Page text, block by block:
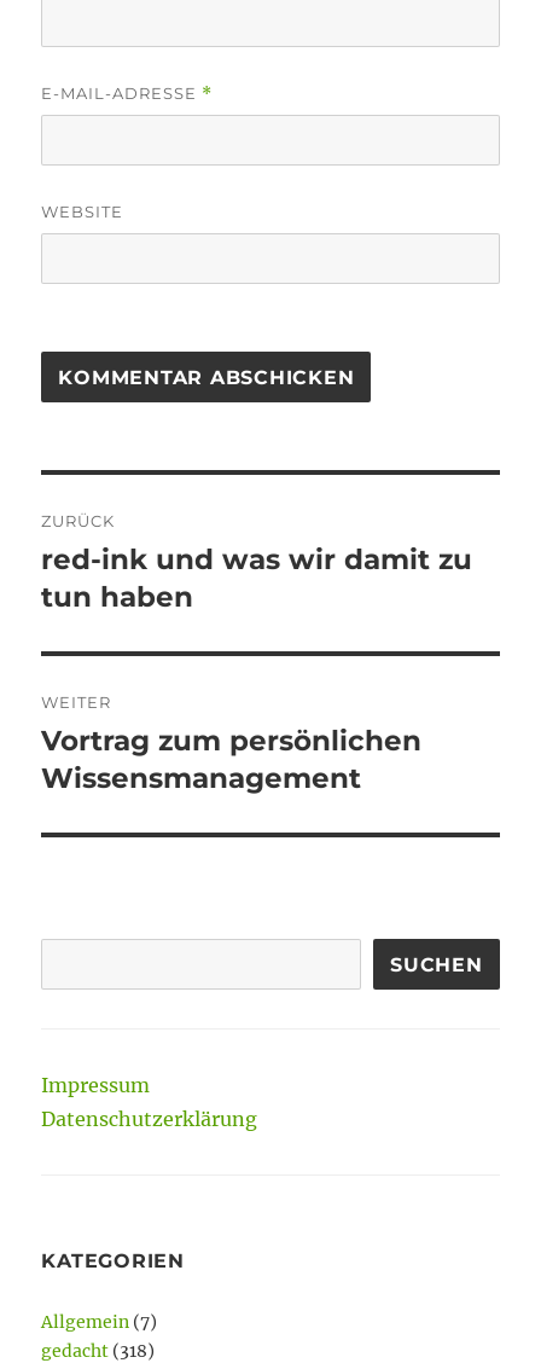
E-MAIL-ADRESSE *
WEBSITE
ZURÜCK
Vorheriger
Beitrag:
red-ink und was wir damit zu
tun haben
WEITER
Nächster
Beitrag:
Vortrag zum persönlichen
Wissensmanagement
SUCHEN
Impressum
Datenschutzerklärung
KATEGORIEN
Allgemein (7)
gedacht (318)